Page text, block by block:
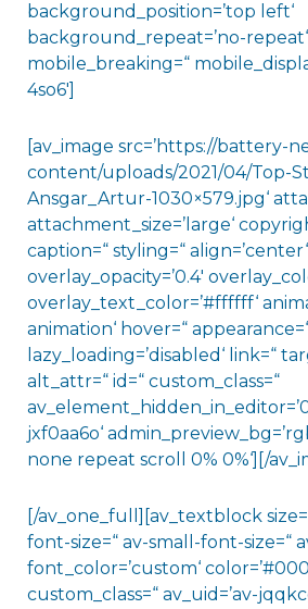
background_position=’top left‘
background_repeat=’no-
mobile_breaking=“
4so6′]
[av_image src=’https://battery-
content/uploads/2021/04/Top-
Ansgar_Artur-1030×579.jpg‘
attachment_size=’large‘
caption=“ styling=“
overlay_opacity=’0.4′
overlay_text_color=’#ffffff‘
animation‘ hover=“
lazy_loading=’disabled‘ link=“
alt_attr=“ id=“ custom_class=“
jxf0aa6o‘
none repeat scroll 0% 0%‘][/
[/av_one_full][av_textblock
font-size=“ av-small-font-size=“
font_color=’custom‘
custom_class=“ av_uid=’av-